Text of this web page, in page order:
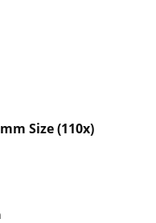
Size (110x)